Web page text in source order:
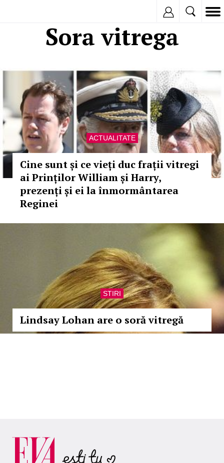
Sora vitrega
ACTUALITATE
Cine sunt și ce vieți duc frații vitregi
ai Prinților William și Harry,
prezenți și ei la înmormântarea
Reginei
STIRI
Lindsay Lohan are o soră vitregă